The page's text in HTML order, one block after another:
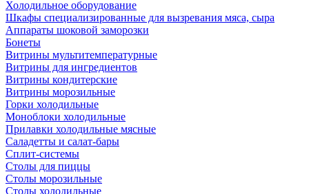
Холодильное оборудование
Шкафы специализированные для вызревания мяса, сыра
Аппараты шоковой заморозки
Бонеты
Витрины мультитемпературные
Витрины для ингредиентов
Витрины кондитерские
Витрины морозильные
Горки холодильные
Моноблоки холодильные
Прилавки холодильные мясные
Саладетты и салат-бары
Сплит-системы
Столы для пиццы
Столы морозильные
Столы холодильные